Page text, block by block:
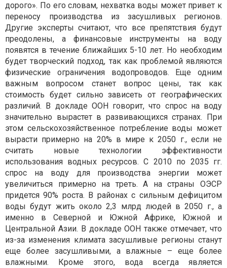
дорого». По его словам, нехватка воды может привет к
переносу производства из засушливых регионов.
Другие эксперты считают, что все препятствия будут
преодолены, а финансовые инструменты на воду
появятся в течение ближайших 5-10 лет. Но необходим
будет творческий подход, так как проблемой являются
физические ограничения водопроводов. Еще одним
важным вопросом станет вопрос цены, так как
стоимость будет сильно зависеть от географических
различий. В докладе ООН говорит, что спрос на воду
значительно вырастет в развивающихся странах. При
этом сельскохозяйственное потребление воды может
вырасти примерно на 20% в мире к 2050 г., если не
считать новые технологии эффективности
использования водных ресурсов. С 2010 по 2035 гг.
спрос на воду для производства энергии может
увеличиться примерно на треть. А на страны ОЭСР
придется 90% роста. В районах с сильным дефицитом
воды будут жить около 2,3 млрд людей в 2050 г., а
именно в Северной и Южной Африке, Южной и
Центральной Азии. В докладе ООН также отмечает, что
из-за изменения климата засушливые регионы станут
еще более засушливыми, а влажные – еще более
влажными. Кроме этого, вода всегда является